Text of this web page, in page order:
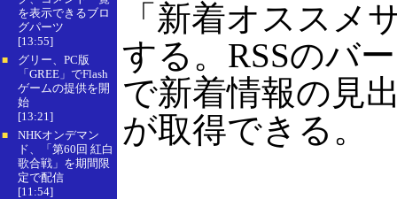
を表示できるブロ
グパーツ
[13:55]
■
グリー、PC版
「GREE」でFlash
ゲームの提供を開
始
[13:21]
■
NHKオンデマン
ド、「第60回 紅白
歌合戦」を期間限
定で配信
[11:54]
「新着オススメ
する。RSSのバ
で新着情報の見
が取得できる。